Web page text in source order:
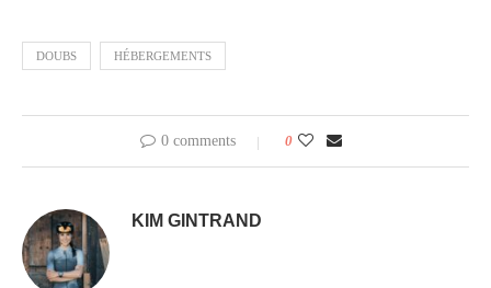
DOUBS HÉBERGEMENTS
0 comments 0
KIM GINTRAND